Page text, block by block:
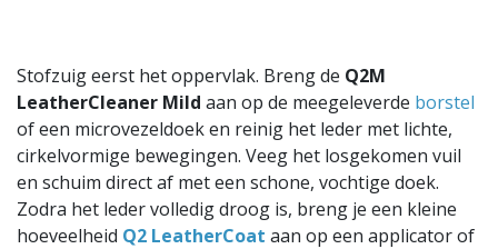
Stofzuig eerst het oppervlak. Breng de Q2M
LeatherCleaner Mild aan op de meegeleverde borstel
of een microvezeldoek en reinig het leder met lichte,
cirkelvormige bewegingen. Veeg het losgekomen vuil
en schuim direct af met een schone, vochtige doek.
Zodra het leder volledig droog is, breng je een kleine
hoeveelheid Q2 LeatherCoat aan op een applicator of